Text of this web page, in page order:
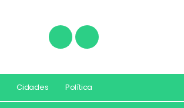
Cidades Política